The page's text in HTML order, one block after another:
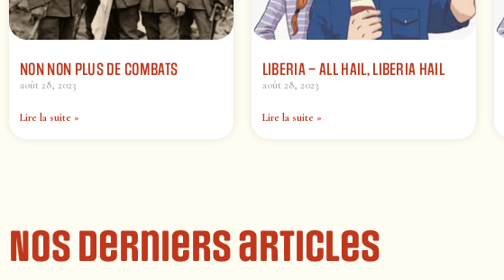
NON NON PLUS DE COMBATS
août 28, 2023
Lire la suite »
LIBERIA – ALL HAIL, LIBERIA HAIL
août 28, 2023
Lire la suite »
Nos derniers articles